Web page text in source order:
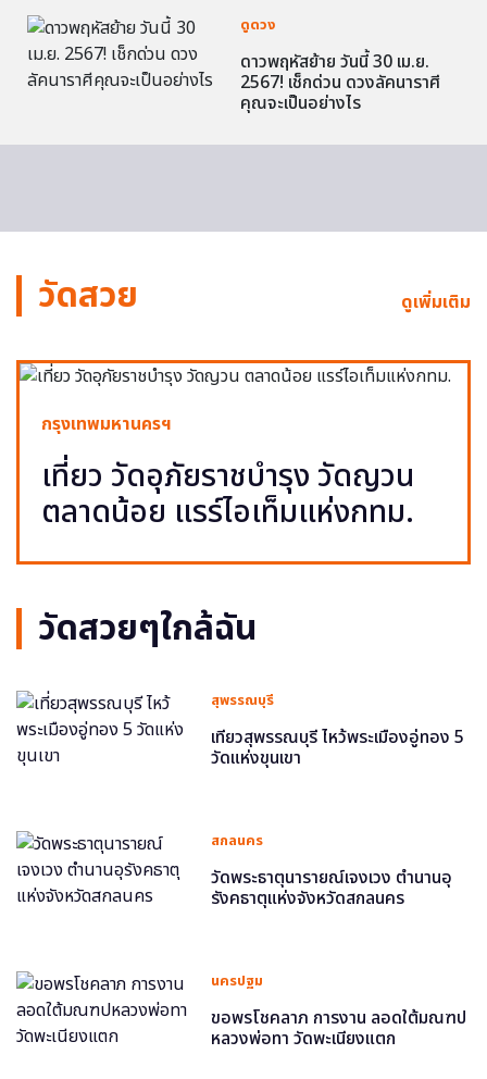
ดูดวง
ดาวพฤหัสย้าย วันนี้ 30 เม.ย.
2567! เช็กด่วน ดวงลัคนาราศี
คุณจะเป็นอย่างไร
วัดสวย ดูเพิ่มเติม
กรุงเทพมหานครฯ
เที่ยว วัดอุภัยราชบำรุง วัดญวน
ตลาดน้อย แรร์ไอเท็มแห่งกทม.
วัดสวยๆใกล้ฉัน
สุพรรณบุรี
เที่ยวสุพรรณบุรี ไหว้พระเมืองอู่ทอง 5
วัดแห่งขุนเขา
สกลนคร
วัดพระธาตุนารายณ์เจงเวง ตำนานอุ
รังคธาตุแห่งจังหวัดสกลนคร
นครปฐม
ขอพรโชคลาภ การงาน ลอดใต้มณฑป
หลวงพ่อทา วัดพะเนียงแตก